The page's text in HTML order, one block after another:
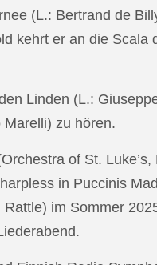
(L.: Bertrand de
kehrt er an die Scala
Linden (L.:
zu hören.
of St.
in Puccinis
im Sommer